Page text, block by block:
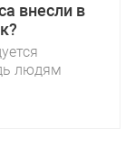
внесли в
людям